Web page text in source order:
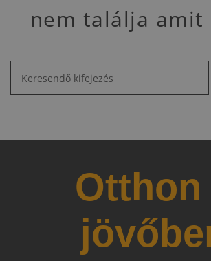
nem találja amit
Otthon